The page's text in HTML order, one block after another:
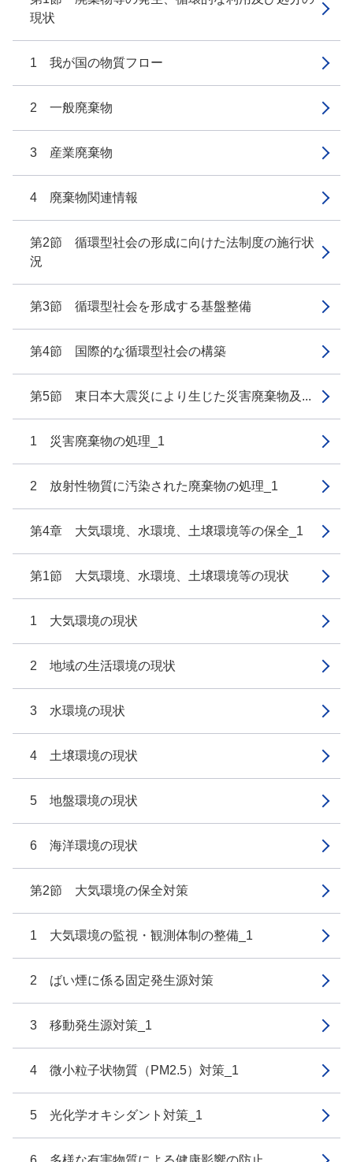
現状
1 我が国の物質フロー
2 一般廃棄物
3 産業廃棄物
4 廃棄物関連情報
第2節 循環型社会の形成に向けた法制度の施行状
況
第3節 循環型社会を形成する基盤整備
第4節 国際的な循環型社会の構築
第5節 東日本大震災により生じた災害廃棄物及...
1 災害廃棄物の処理_1
2 放射性物質に汚染された廃棄物の処理_1
第4章 大気環境、水環境、土壌環境等の保全_1
第1節 大気環境、水環境、土壌環境等の現状
1 大気環境の現状
2 地域の生活環境の現状
3 水環境の現状
4 土壌環境の現状
5 地盤環境の現状
6 海洋環境の現状
第2節 大気環境の保全対策
1 大気環境の監視・観測体制の整備_1
2 ばい煙に係る固定発生源対策
3 移動発生源対策_1
4 微小粒子状物質（PM2.5）対策_1
5 光化学オキシダント対策_1